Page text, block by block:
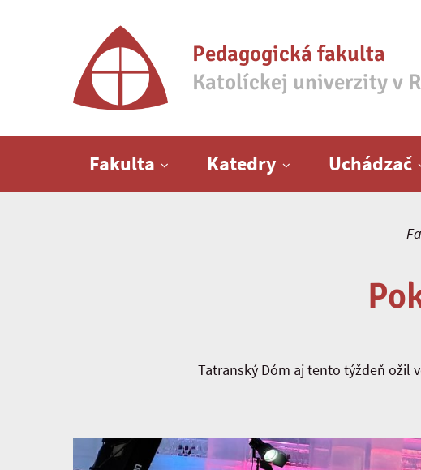
Pedagogická fakulta
Katolíckej univerzity v
Fakulta Katedry Uchádzač
Tatranský Dóm aj tento týždeň ožil